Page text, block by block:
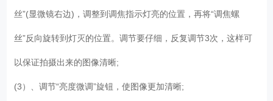
丝”(显微镜右边)，调整到调焦指示灯亮的位置，再将“调焦螺
丝”反向旋转到灯灭的位置。调节要仔细，反复调节3次，这样可
以保证拍摄出来的图像清晰;
(3）、调节“亮度微调”旋钮，使图像更加清晰;